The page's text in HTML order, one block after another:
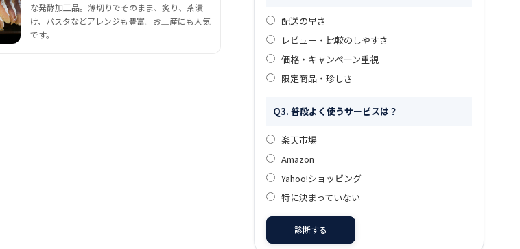
な発酵加工品。薄切りでそのまま、炙り、茶漬
け、パスタなどアレンジも豊富。お土産にも人気
です。
配送の早さ
レビュー・比較のしやすさ
価格・キャンペーン重視
限定商品・珍しさ
Q3. 普段よく使うサービスは？
楽天市場
Amazon
Yahoo!ショッピング
特に決まっていない
診断する